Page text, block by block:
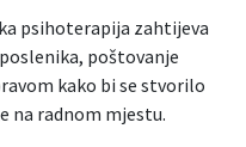
psihoterapija zahtijeva
poštovanje
kako bi se stvorilo
na radnom mjestu.